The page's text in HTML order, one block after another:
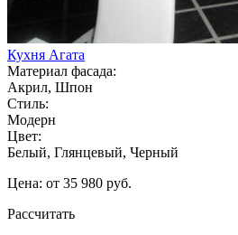
Кухня Агата
Материал фасада:
Акрил, Шпон
Стиль:
Модерн
Цвет:
Белый, Глянцевый, Черный
Цена: от 35 980 руб.
Рассчитать